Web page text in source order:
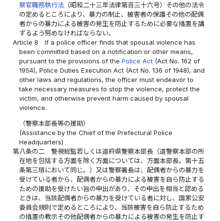
察官職務執行法 （昭和二十三年法律第百三十六号）その他の法令
の定めるところにより、暴力の制止、被害者の保護その他の配偶
者からの暴力による被害の発生を防止するために必要な措置を講
ずるよう努めなければならない。
Article 8
If a police officer finds that spousal violence has
been committed based on a notification or other means,
pursuant to the provisions of thePolice Act (Act No. 162 of
1954), Police Duties Execution Act (Act No. 136 of 1948), and
other laws and regulations, the officer must endeavor to
take necessary measures to stop the violence, protect the
victim, and otherwise prevent harm caused by spousal
violence.
（警察本部長等の援助）
(Assistance by the Chief of the Prefectural Police
Headquarters)
第八条の二
警視総監若しくは道府県警察本部長（道警察本部の所
在地を包括する方面を除く方面については、方面本部長。第十五
条第三項において同じ。）又は警察署長は、配偶者からの暴力を
受けている者から、配偶者からの暴力による被害を自ら防止する
ための援助を受けたい旨の申出があり、その申出を相当と認める
ときは、当該配偶者からの暴力を受けている者に対し、国家公安
委員会規則で定めるところにより、当該被害を自ら防止するため
の措置の教示その他配偶者からの暴力による被害の発生を防止す